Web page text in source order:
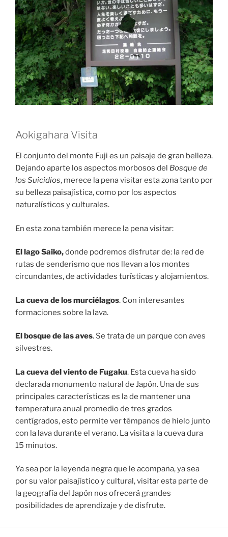
Aokigahara Visita
El conjunto del monte Fuji es un paisaje de gran belleza.
Dejando aparte los aspectos morbosos del Bosque de
los Suicidios, merece la pena visitar esta zona tanto por
su belleza paisajística, como por los aspectos
naturalísticos y culturales.
En esta zona también merece la pena visitar:
El lago Saiko,donde podremos disfrutar de: la red de
rutas de senderismo que nos llevan a los montes
circundantes, de actividades turísticas y alojamientos.
La cueva de los murciélagos. Con interesantes
formaciones sobre la lava.
El bosque de las aves. Se trata de un parque con aves
silvestres.
La cueva del viento de Fugaku. Esta cueva ha sido
declarada monumento natural de Japón. Una de sus
principales características es la de mantener una
temperatura anual promedio de tres grados
centígrados, esto permite ver témpanos de hielo junto
con la lava durante el verano. La visita a la cueva dura
15 minutos.
Ya sea por la leyenda negra que le acompaña, ya sea
por su valor paisajístico y cultural, visitar esta parte de
la geografía del Japón nos ofrecerá grandes
posibilidades de aprendizaje y de disfrute.